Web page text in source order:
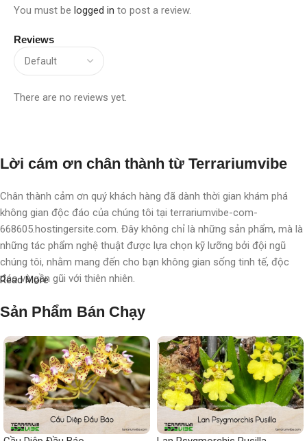
Reviews
There are no reviews yet.
You must be logged in to post a review.
Lời cám ơn chân thành từ Terrariumvibe
Chân thành cảm ơn quý khách hàng đã dành thời gian khám phá
không gian độc đáo của chúng tôi tại terrariumvibe-com-
668605.hostingersite.com. Đây không chỉ là những sản phẩm, mà là
những tác phẩm nghệ thuật được lựa chọn kỹ lưỡng bởi đội ngũ
chúng tôi, nhằm mang đến cho bạn không gian sống tinh tế, độc
đáo và gần gũi với thiên nhiên.
Với chúng tôi, terrarium không chỉ là nghệ thuật, mà còn là một triết
chúng tôi chăm chút, chắp cánh cho từng không gian, từng cá nhân.
Mỗi sản phẩm không chỉ là một vật trang trí, mà còn là một hành
trình khám phá thiên nhiên tinh tế được thể hiện qua từng chi tiết
nhỏ.
Mong muốn nhỏ nhoi
Read More
Sản Phẩm Bán Chạy